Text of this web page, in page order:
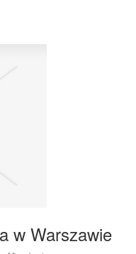
w Warszawie